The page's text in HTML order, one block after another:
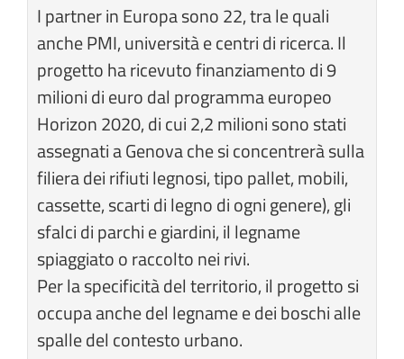
I partner in Europa sono 22, tra le quali
anche PMI, università e centri di ricerca. Il
progetto ha ricevuto finanziamento di 9
milioni di euro dal programma europeo
Horizon 2020, di cui 2,2 milioni sono stati
assegnati a Genova che si concentrerà sulla
filiera dei rifiuti legnosi, tipo pallet, mobili,
cassette, scarti di legno di ogni genere), gli
sfalci di parchi e giardini, il legname
spiaggiato o raccolto nei rivi.
Per la specificità del territorio, il progetto si
occupa anche del legname e dei boschi alle
spalle del contesto urbano.